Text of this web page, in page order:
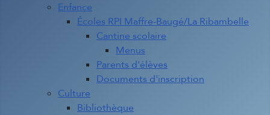
Enfance
Écoles RPI Maffre-Baugé/La Ribambelle
Cantine scolaire
Menus
Parents d'élèves
Documents d'inscription
Culture
Bibliothèque